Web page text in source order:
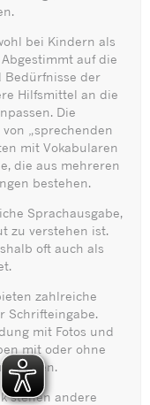
bei Kindern als
auf die
Bedürfnisse der
Hilfsmittel an die
Die
„sprechenden
mit Vokabularen
die aus mehreren
bestehen.
Sprachausgabe,
zu verstehen ist.
oft auch als
zahlreiche
Schrifteingabe.
mit Fotos und
mit oder ohne
werden.
stehen andere